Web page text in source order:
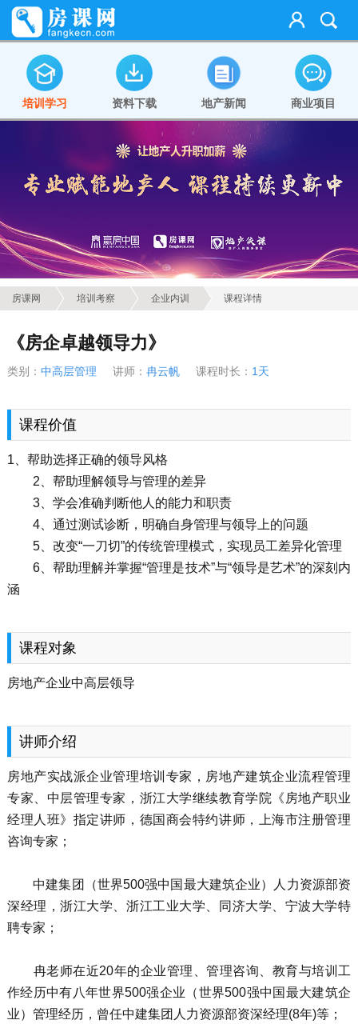
培训学习 资料下载 地产新闻 商业项目
房课网 培训考察 企业内训 课程详情
《房企卓越领导力》
类别： 中高层管理 讲师： 冉云帆课程时长： 1天
课程价值
1、帮助选择正确的领导风格
2、帮助理解领导与管理的差异
3、学会准确判断他人的能力和职责
4、通过测试诊断，明确自身管理与领导上的问题
5、改变“一刀切”的传统管理模式，实现员工差异化管理
6、帮助理解并掌握“管理是技术”与“领导是艺术”的深刻内
涵
课程对象
房地产企业中高层领导
讲师介绍
房地产实战派企业管理培训专家，房地产建筑企业流程管理
专家、中层管理专家，浙江大学继续教育学院《房地产职业
经理人班》指定讲师，德国商会特约讲师，上海市注册管理
咨询专家；
中建集团（世界500强中国最大建筑企业）人力资源部资
深经理，浙江大学、浙江工业大学、同济大学、宁波大学特
聘专家；
冉老师在近20年的企业管理、管理咨询、教育与培训工
作经历中有八年世界500强企业（世界500强中国最大建筑企
业）管理经历，曾任中建集团人力资源部资深经理(8年)等；